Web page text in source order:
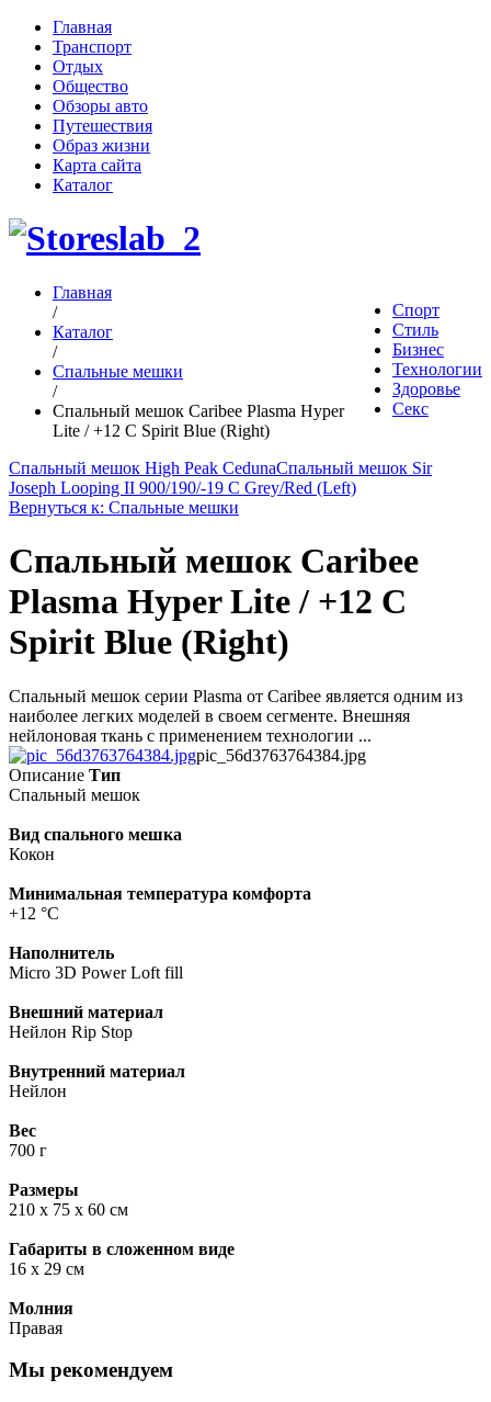
Главная
Транспорт
Отдых
Общество
Обзоры авто
Путешествия
Образ жизни
Карта сайта
Каталог
Спорт
Стиль
Бизнес
Технологии
Здоровье
Секс
Главная
/
Каталог
/
Спальные мешки
/
Спальный мешок Caribee Plasma Hyper
Lite / +12 C Spirit Blue (Right)
Спальный мешок High Peak CedunaСпальный мешок Sir
Joseph Looping II 900/190/-19 C Grey/Red (Left)
Вернуться к: Спальные мешки
Спальный мешок Caribee
Plasma Hyper Lite / +12 C
Spirit Blue (Right)
Спальный мешок серии Plasma от Caribee является одним из
наиболее легких моделей в своем сегменте. Внешняя
нейлоновая ткань с применением технологии ...
pic_56d3763764384.jpg
Описание Тип
Спальный мешок
Вид спального мешка
Кокон
Минимальная температура комфорта
+12 °C
Наполнитель
Micro 3D Power Loft fill
Внешний материал
Нейлон Rip Stop
Внутренний материал
Нейлон
Вес
700 г
Размеры
210 x 75 x 60 см
Габариты в сложенном виде
16 x 29 см
Молния
Правая
Мы рекомендуем